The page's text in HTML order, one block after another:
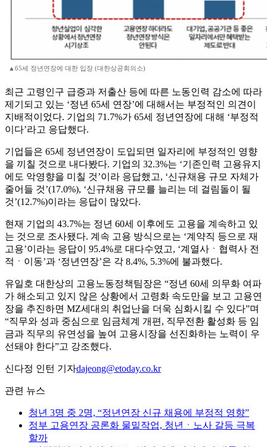
▲65세 정년연장에 대한 입장 (대한상공회의소)
최근 고령인구 급증과 저출산 등에 따른 노동인력 감소에 따라
제기되고 있는 ‘정년 65세 연장’에 대해서는 부정적인 의견이
지배적이었다. 기업의 71.7%가 65세 정년연장에 대해 ‘부정적
이다’라고 응답했다.
기업들은 65세 정년연장이 도입되면 일자리에 부정적인 영향
을 끼칠 것으로 내다봤다. 기업의 32.3%는 ‘기존인력 고용유지
에도 악영향을 미칠 것’이라 응답했고, ‘신규채용 규모 자체가
줄어들 것’(17.0%), ‘신규채용 규모를 늘리는 데 걸림돌이 될
것’(12.7%)이라는 응답이 많았다.
현재 기업의 43.7%는 정년 60세 이후에도 고용을 계속하고 있
는 것으로 조사됐다. 계속 고용 방식으로는 ‘계약직 등으로 재
고용’이라는 응답이 95.4%로 대다수였고, ‘계열사ㆍ협력사 전
적ㆍ이동’과 ‘정년연장’은 각 8.4%, 5.3%에 불과했다.
유일호 대한상의 고용노동정책팀장은 “정년 60세 의무화 여파
가 해소되고 있지 않은 상황에서 고령화 속도만을 보고 고용연
장을 추진하면 MZ세대의 취업난을 더욱 심화시킬 수 있다”며
“직무와 성과 중심으로 임금체계 개편, 직무전환 활성화 등 임
금과 직무의 유연성을 높여 고용시장을 선진화하는 노력이 우
선돼야 한다”고 강조했다.
신다정 인턴 기자dajeong@etoday.co.kr
관련 뉴스
청년 3명 중 2명, “정년연장 신규 채용에 부정적 영향”
정부 고용연장 공론화 물밑작업, 청년ㆍ노사 갈등 극복
할까